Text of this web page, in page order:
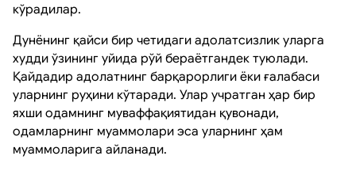
кўрадилар.
Дунёнинг қайси бир четидаги адолатсизлик уларга
худди ўзининг уйида рўй бераётгандек туюлади.
Қайдадир адолатнинг барқарорлиги ёки ғалабаси
уларнинг руҳини кўтаради. Улар учратган ҳар бир
яхши одамнинг муваффақиятидан қувонади,
одамларнинг муаммолари эса уларнинг ҳам
муаммоларига айланади.